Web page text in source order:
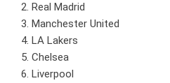
2. Real Madrid
3. Manchester United
4. LA Lakers
5. Chelsea
6. Liverpool